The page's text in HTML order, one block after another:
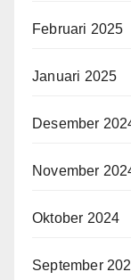
Februari 2025
Januari 2025
Desember
November
Oktober 2024
September